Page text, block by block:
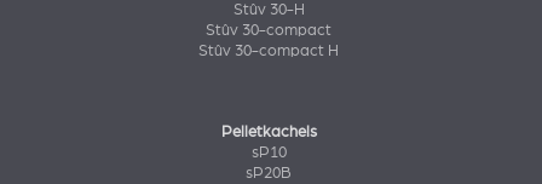
Stûv 30-H
Stûv 30-compact
Stûv 30-compact H
Pelletkachels
sP10
sP20B